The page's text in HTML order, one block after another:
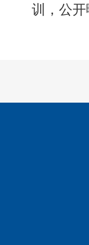
训，公